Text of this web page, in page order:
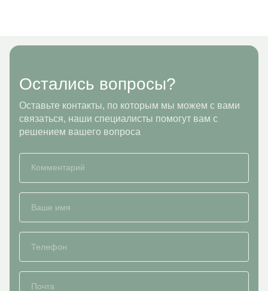
Остались вопросы?
Оставьте контакты, по которым мы можем с вами
связаться, наши специалисты помогут вам с
решением вашего вопроса